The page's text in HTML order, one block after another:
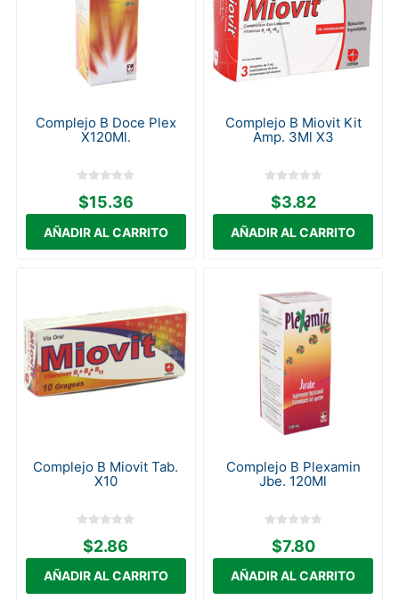
Complejo B Doce Plex
X120Ml.
$15.36
Complejo B Miovit Kit
Amp. 3Ml X3
$3.82
Complejo B Miovit Tab.
X10
$2.86
Complejo B Plexamin
Jbe. 120Ml
$7.80